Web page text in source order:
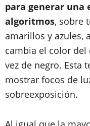
para generar una
algoritmos, sobre
amarillos y azules,
cambia el color
vez de negro. Esta
mostrar focos de
sobreexposición.